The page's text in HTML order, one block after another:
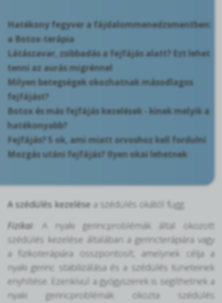
Hatékony fegyver a fájdalommenedzsmentben:
a Botox-terápia
Látászavar, zsibbadás a fejfájás alatt? Ezt lehet
tenni az aurás migrénnel
Milyen betegségek okozhatnak másodlagos
fejfájást?
Botox és más fejfájás kezelések - kinek melyik a
hatékonyabb?
Fejfájás? 5 ok, ami miatt orvoshoz kell fordulni
Mozgás utáni fejfájás? Ilyen okai lehetnek
A szédülés kezelése a szédülés okától függ.
Fizikai : A nyaki gerincproblémák által okozott
szédülés kezelése általában a gerincterápiára vagy
a fizikoterápiára összpontosít, amelynek célja a
nyaki gerinc stabilizálása és a szédülés tüneteinek
enyhítése. Ezenkívül a gyógyszerek is segíthetnek a
nyaki gerincproblémák okozta szédülés